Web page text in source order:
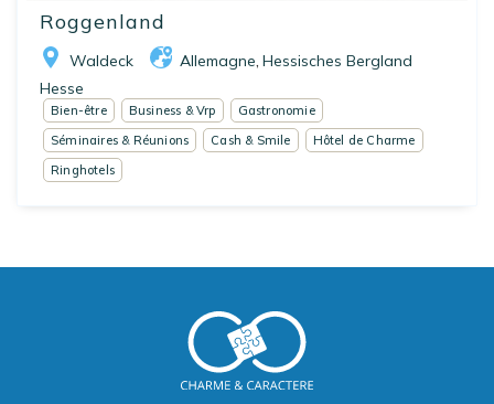
Roggenland
Waldeck Allemagne Hessisches Bergland
Hesse
Bien-être Business & Vrp
Gastronomie
Séminaires & Réunions
Cash & Smile
Hôtel de Charme
Ringhotels